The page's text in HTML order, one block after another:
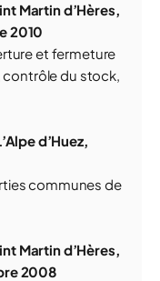
Martin d’Hères,
2010
et fermeture
contrôle du stock,
d’Huez,
communes de
Martin d’Hères,
2008